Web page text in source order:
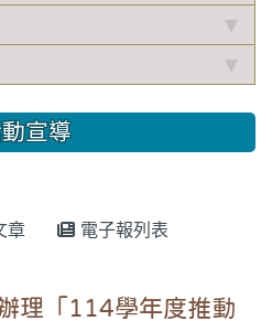
宣導
章 電子報列表
理「114學年度推動